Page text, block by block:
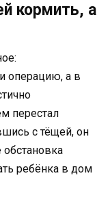
кормить, а
операцию, а в
перестал
с тёщей, он
ребёнка в дом